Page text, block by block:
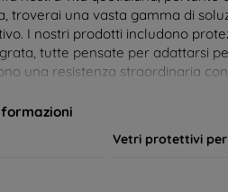
troverai una vasta gamma di
I nostri prodotti includono
tutte pensate per adattarsi
una resistenza straordinaria
più a lungo.
Vetri protettivi